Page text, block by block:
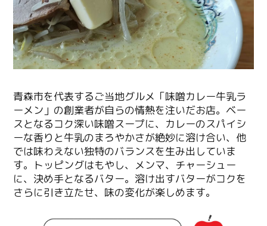
青森市を代表するご当地グルメ「味噌カレー牛乳ラ
ーメン」の創業者が自らの情熱を注いだお店。ベー
スとなるコク深い味噌スープに、カレーのスパイシ
ーな香りと牛乳のまろやかさが絶妙に溶け合い、他
では味わえない独特のバランスを生み出していま
す。トッピングはもやし、メンマ、チャーシュー
に、決め手となるバター。溶け出すバターがコクを
さらに引き立たせ、味の変化が楽しめます。